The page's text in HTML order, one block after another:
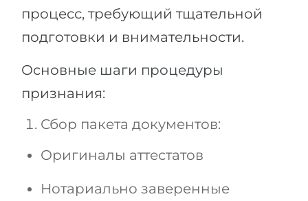
процесс, требующий тщательной
подготовки и внимательности.
Основные шаги процедуры
признания:
Сбор пакета документов:
Оригиналы аттестатов
Нотариально заверенные